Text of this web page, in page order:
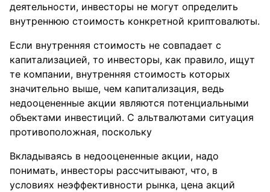
деятельности, инвесторы не могут определить
внутреннюю стоимость конкретной криптовалюты.
Если внутренняя стоимость не совпадает с
капитализацией, то инвесторы, как правило, ищут
те компании, внутренняя стоимость которых
значительно выше, чем капитализация, ведь
недооцененные акции являются потенциальными
объектами инвестиций. С альтвалютами ситуация
противоположная, поскольку
Вкладываясь в недооцененные акции, надо
понимать, инвесторы рассчитывают, что, в
условиях неэффективности рынка, цена акций